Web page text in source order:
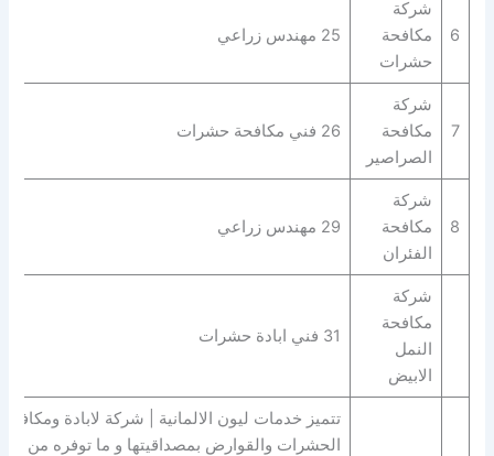
6
شركة
مكافحة
حشرات
25 مهندس زراعي
7
شركة
مكافحة
الصراصير
26 فني مكافحة حشرات
8
شركة
مكافحة
الفئران
29 مهندس زراعي
شركة
مكافحة
النمل
الابيض
31 فني ابادة حشرات
تتميز خدمات ليون الالمانية | شركة لابادة ومكافحة
الحشرات والقوارض بمصداقيتها و ما توفره من